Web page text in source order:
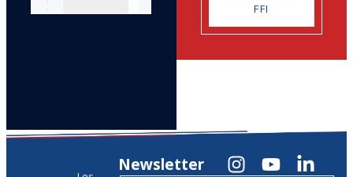
FFI
Newsletter